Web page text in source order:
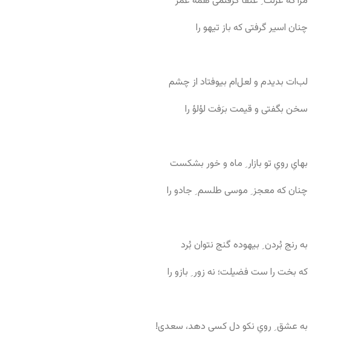
چنان اسیر گرفتی که باز تیهو را
لب‌ات بدیدم و لعل‌ام بیوفتاد از چشم
سخن بگفتی و قیمت برَفت لؤلؤ را
بهایِ رویِ تو بازار ِ ماه و خور بشکست
چنان که معجز ِ موسی طلسم ِ جادو را
به رنج بُردن ِ بیهوده گنج نتوان بُرد
که بخت را ست فضیلت؛ نه زور ِ بازو را
به عشق ِ رویِ نکو دل کسی دهد، سعدی!